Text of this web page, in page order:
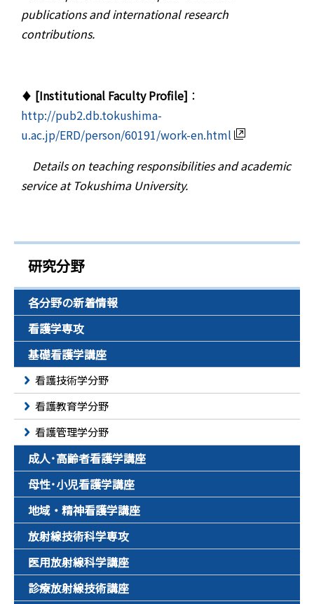
publications and international research
contributions.
♦ [Institutional Faculty Profile] ：
http://pub2.db.tokushima-
u.ac.jp/ERD/person/60191/work-en.html
Details on teaching responsibilities and academic
service at Tokushima University.
研究分野
各分野の新着情報
看護学専攻
基礎看護学講座
看護技術学分野
看護教育学分野
看護管理学分野
成人･高齢者看護学講座
母性･小児看護学講座
地域・精神看護学講座
放射線技術科学専攻
医用放射線科学講座
診療放射線技術講座